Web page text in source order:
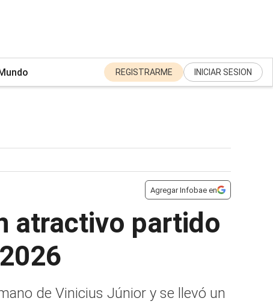
REGISTRARME INICIAR SESION
Agregar Infobae en
atractivo partido
de Vinicius Júnior y se llevó un